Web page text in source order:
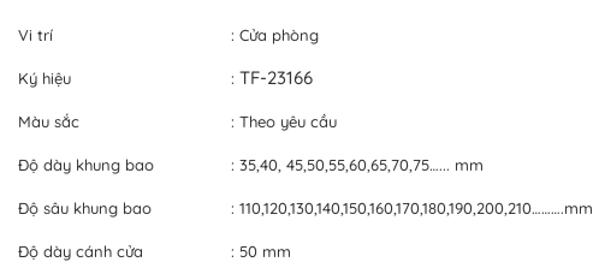
Vi trí : Cửa phòng
Ký hiệu : TF-23166
Màu sắc : Theo yêu cầu
Độ dày khung bao : 35,40, 45,50,55,60,65,70,75…... mm
Độ sâu khung bao : 110,120,130,140,150,160,170,180,190,200,210……….mm
Độ dày cánh cửa : 50 mm